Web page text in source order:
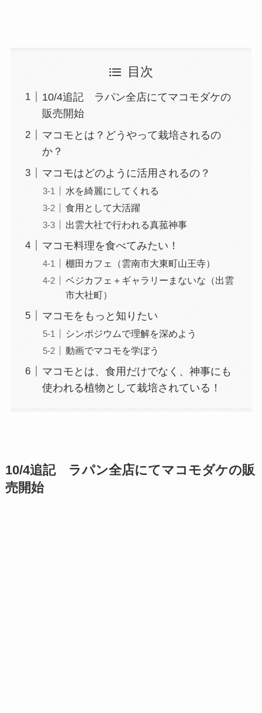
目次
10/4追記 ラパン全店にてマコモダケの
販売開始
マコモとは？どうやって栽培されるの
か？
マコモはどのように活用されるの？
水を綺麗にしてくれる
食用として大活躍
出雲大社で行われる真菰神事
マコモ料理を食べてみたい！
棚田カフェ（雲南市大東町山王寺）
ベジカフェ＋ギャラリーまないな（出雲
市大社町）
マコモをもっと知りたい
シンポジウムで理解を深めよう
動画でマコモを学ぼう
マコモとは、食用だけでなく、神事にも
使われる植物として栽培されている！
10/4追記 ラパン全店にてマコモダケの販
売開始